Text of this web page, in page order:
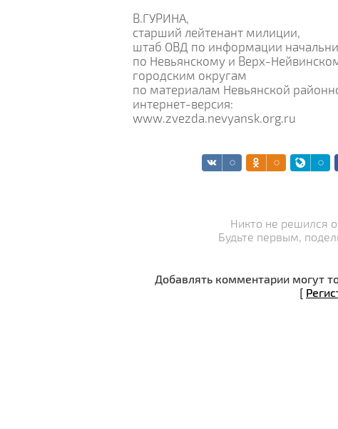
В.ГУРИНА,
старший лейтенант милиции,
штаб ОВД по информации
по Невьянскому и Верх-
городским округам
по материалам Невьянской
интернет-версия:
www.zvezda.nevyansk.org.ru
Никто не решился
Будьте первым,
Добавлять комментарии могут
[